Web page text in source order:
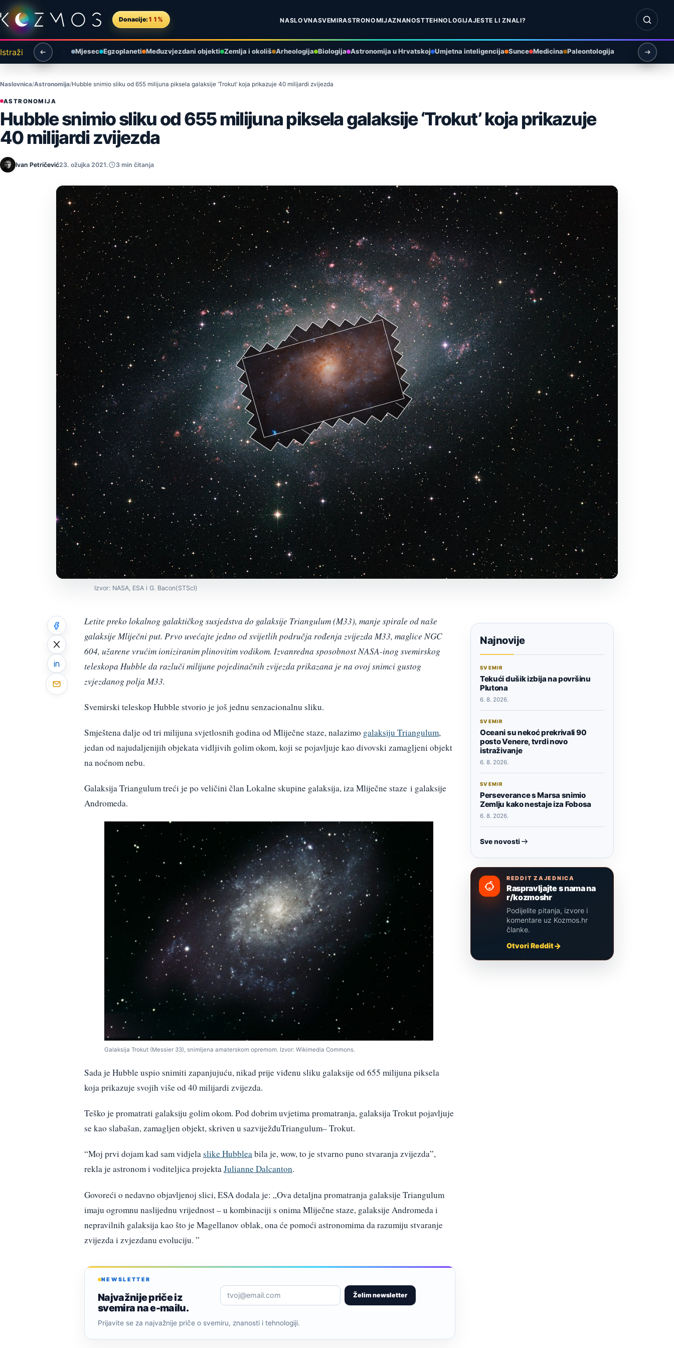
Preskoči na sadržaj
Donacije: 11% NASLOVNASVEMIRASTRONOMIJAZNANOSTTEHNOLOGIJAJESTE LI ZNALI?
Otvori
Istraži Mjesec Egzoplaneti Međuzvjezdani objekti Zemlja i okoliš Arheologija Biologija Astronomija u Hrvatskoj Umjetna inteligencija Sunce Medicina Paleontologija
Naslovnica Astronomija Hubble snimio sliku od 655 milijuna piksela galaksije ‘Trokut’ koja prikazuje 40 milijardi zvijezda
ASTRONOMIJA
Hubble snimio sliku od 655 milijuna piksela galaksije ‘Trokut’ koja prikazuje
40 milijardi zvijezda
Ivan Petričević23. ožujka 2021. 3 min čitanja
Izvor: NASA, ESA i G. Bacon(STScl)
Letite preko lokalnog galaktičkog susjedstva do galaksije Triangulum (M33), manje spirale od naše
galaksije Mliječni put. Prvo uvećajte jedno od svijetlih područja rođenja zvijezda M33, maglice NGC
604, užarene vrućim ioniziranim plinovitim vodikom. Izvanredna sposobnost NASA-inog svemirskog
teleskopa Hubble da razluči milijune pojedinačnih zvijezda prikazana je na ovoj snimci gustog
zvjezdanog polja M33.
Svemirski teleskop Hubble stvorio je još jednu senzacionalnu sliku.
Smještena dalje od tri milijuna svjetlosnih godina od Mliječne staze, nalazimo galaksiju Triangulum,
jedan od najudaljenijih objekata vidljivih golim okom, koji se pojavljuje kao divovski zamagljeni objekt
na noćnom nebu.
Galaksija Triangulum treći je po veličini član Lokalne skupine galaksija, iza Mliječne staze i galaksije
Andromeda.
Galaksija Trokut (Messier 33), snimljena amaterskom opremom. Izvor: Wikimedia Commons.
Sada je Hubble uspio snimiti zapanjujuću, nikad prije viđenu sliku galaksije od 655 milijuna piksela
koja prikazuje svojih više od 40 milijardi zvijezda.
Teško je promatrati galaksiju golim okom. Pod dobrim uvjetima promatranja, galaksija Trokut pojavljuje
se kao slabašan, zamagljen objekt, skriven u sazviježđuTriangulum– Trokut.
“Moj prvi dojam kad sam vidjelaslike Hubbleabila je, wow, to je stvarno puno stvaranja zvijezda”,
rekla je astronom i voditeljica projektaJulianne Dalcanton.
Govoreći o nedavno objavljenoj slici, ESA dodala je: „Ova detaljna promatranja galaksije Triangulum
imaju ogromnu naslijednu vrijednost – u kombinaciji s onima Mliječne staze, galaksije Andromeda i
nepravilnih galaksija kao što je Magellanov oblak, ona će pomoći astronomima da razumiju stvaranje
zvijezda i zvjezdanu evoluciju. ”
NEWSLETTER
Najvažnije priče iz
svemira na e-mailu.
Želim newsletter
Prijavite se za najvažnije priče o svemiru, znanosti i tehnologiji.
Najnovije
SVEMIR
Tekući dušik izbija na površinu
Plutona
6. 8. 2026.
SVEMIR
Oceani su nekoć prekrivali 90
posto Venere, tvrdi novo
istraživanje
6. 8. 2026.
SVEMIR
Perseverance s Marsa snimio
Zemlju kako nestaje iza Fobosa
6. 8. 2026.
Sve novosti
REDDIT ZAJEDNICA
Raspravljajte s nama na
r/kozmoshr
Podijelite pitanja, izvore i
komentare uz Kozmos.hr
članke.
Otvori Reddit